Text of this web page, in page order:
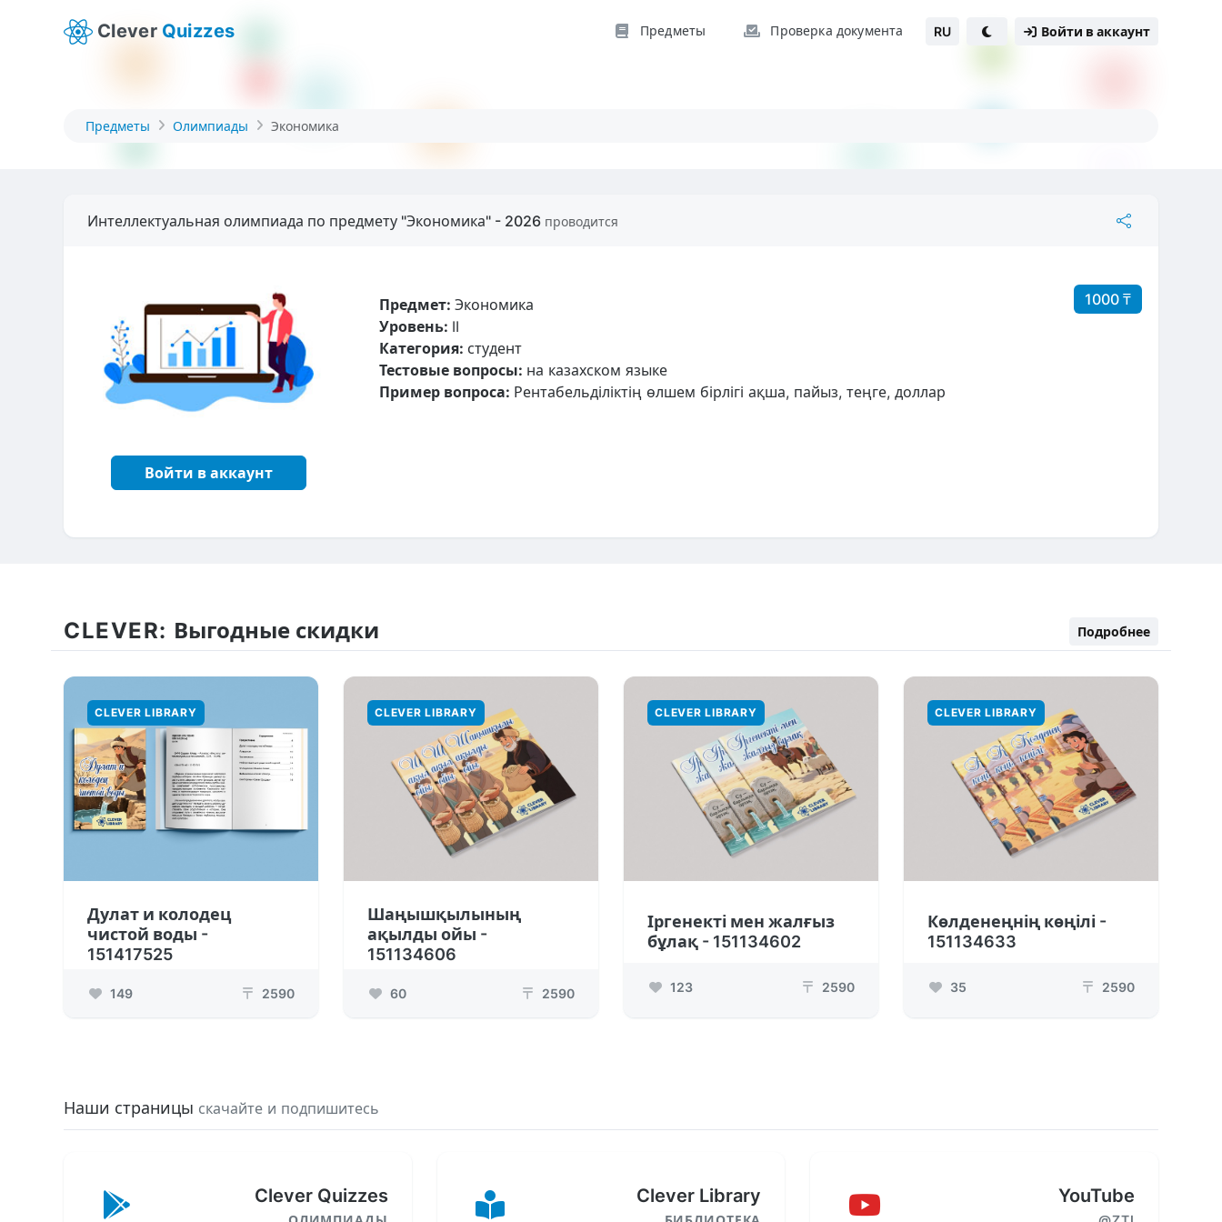
Clever Quizzes Предметы Проверка документа RU Войти в аккаунт
Предметы Олимпиады Экономика
Интеллектуальная олимпиада по предмету "Экономика" - 2026 проводится
Войти в аккаунт
1000 ₸
Предмет: Экономика
Уровень: II
Категория: студент
Тестовые вопросы: на казахском языке
Пример вопроса: Рентабельділіктің өлшем бірлігі ақша, пайыз, теңге, доллар
CLEVER: Выгодные скидки Подробнее
CLEVER LIBRARY
Дулат и колодец
чистой воды -
151417525
149 ₸ 2590
CLEVER LIBRARY
Шаңышқылының
ақылды ойы -
151134606
60 ₸ 2590
CLEVER LIBRARY
Іргенекті мен жалғыз
бұлақ - 151134602
123 ₸ 2590
CLEVER LIBRARY
Көлденеңнің көңілі -
151134633
35 ₸ 2590
Наши страницы скачайте и подпишитесь
Clever Quizzes Clever Library YouTube